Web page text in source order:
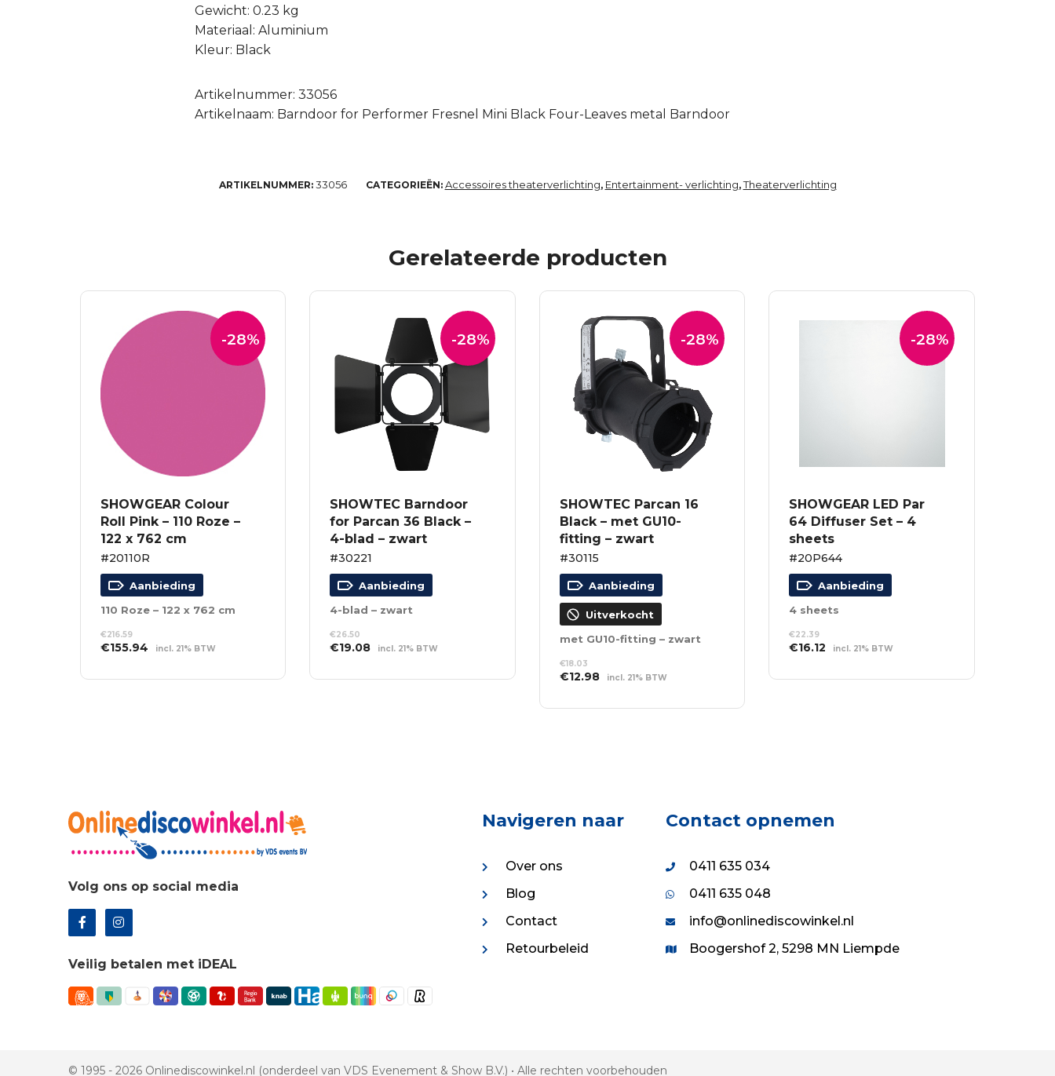
Gewicht: 0.23 kg
Materiaal: Aluminium
Kleur: Black
Artikelnummer: 33056
Artikelnaam: Barndoor for Performer Fresnel Mini Black Four-Leaves metal Barndoor
ARTIKELNUMMER: 33056 CATEGORIEËN: Accessoires theaterverlichting, Entertainment- verlichting,Theaterverlichting
Gerelateerde producten
-28%
SHOWGEAR Colour
Roll Pink – 110 Roze –
122 x 762 cm
#20110R
Aanbieding
110 Roze – 122 x 762 cm
€216.59
Oorspronkelijke
was:
€155.94 Huidige
is:
incl. 21% BTW
WINKELWAGEN
-28%
SHOWTEC Barndoor
for Parcan 36 Black –
4-blad – zwart
#30221
Aanbieding
4-blad – zwart
€26.50
Oorspronkelijke
was:
€19.08Huidige
is:
incl. 21% BTW
WINKELWAGEN
-28%
SHOWTEC Parcan 16
Black – met GU10-
fitting – zwart
#30115
Aanbieding
Uitverkocht
met GU10-fitting – zwart
€18.03
Oorspronkelijke
was:
€12.98Huidige
is:
incl. 21% BTW
-28%
SHOWGEAR LED Par
64 Diffuser Set – 4
sheets
#20P644
Aanbieding
4 sheets
€22.39
Oorspronkelijke
was:
€16.12 Huidige
is:
incl. 21% BTW
WINKELWAGEN
Volg ons op social media
Veilig betalen met iDEAL
Navigeren naar
Over ons
Blog
Contact
Retourbeleid
Contact opnemen
0411 635 034
0411 635 048
info@onlinediscowinkel.nl
Boogershof 2, 5298 MN Liempde
© 1995 - 2026 Onlinediscowinkel.nl (onderdeel van VDS Evenement & Show B.V.) • Alle rechten voorbehouden